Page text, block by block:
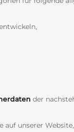
der
unserer